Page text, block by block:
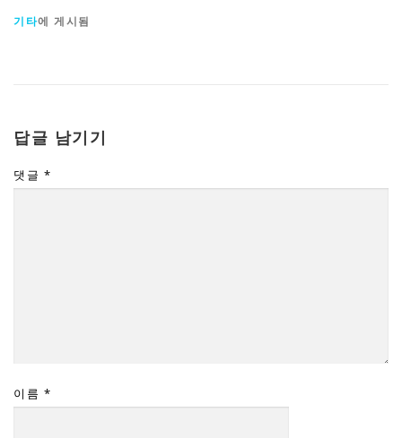
기타에 게시됨
답글 남기기
댓글 *
이름 *